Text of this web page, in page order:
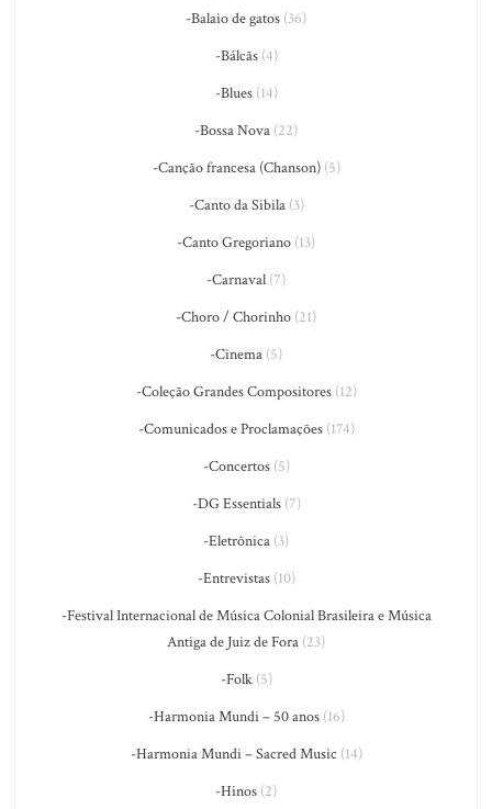
-Balaio de gatos (36)
-Bálcãs(4)
-Blues(14)
-Bossa Nova (22)
-Canção francesa (Chanson)(5)
-Canto da Sibila(3)
-Canto Gregoriano (13)
-Carnaval (7)
-Choro / Chorinho (21)
-Cinema (5)
-Coleção Grandes Compositores(12)
-Comunicados e Proclamações(174)
-Concertos(5)
-DG Essentials(7)
-Eletrônica (3)
-Entrevistas(10)
-Festival Internacional de Música Colonial Brasileira e Música
Antiga de Juiz de Fora (23)
-Folk(5)
-Harmonia Mundi – 50 anos(16)
-Harmonia Mundi – Sacred Music (14)
-Hinos (2)